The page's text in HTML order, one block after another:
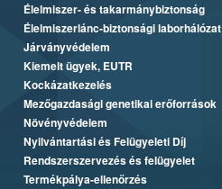
Élelmiszer- és takarmánybiztonság
Élelmiszerlánc-biztonsági laborhálózat
Járványvédelem
Kiemelt ügyek, EUTR
Kockázatkezelés
Mezőgazdasági genetikai erőforrások
Növényvédelem
Nyilvántartási és Felügyeleti Díj
Rendszerszervezés és felügyelet
Termékpálya-ellenőrzés